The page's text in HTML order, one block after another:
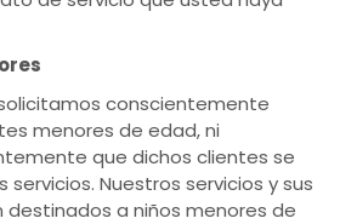
conscientemente
menores de edad, ni
que dichos clientes se
Nuestros servicios y sus
a niños menores de